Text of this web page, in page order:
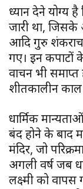
ध्यान देने योग्य
जारी था,
आदि गुरु
गए। इन
वाचन भी
शीतकालीन काल
धार्मिक
बंद होने के बाद
मंदिर, जो
अगली वर्ष जब
लक्ष्मी को वापस